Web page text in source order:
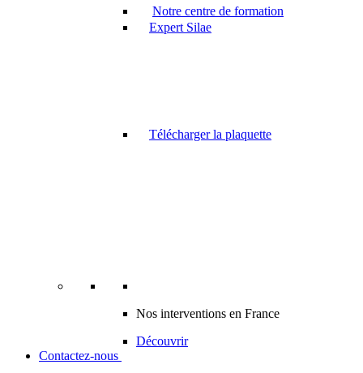
Notre centre de formation
Expert Silae
Télécharger la plaquette
Nos interventions en France
Découvrir
Contactez-nous